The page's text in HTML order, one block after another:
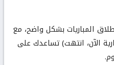
المباريات بشكل واضح، مع
الآن، انتهت) تساعدك على